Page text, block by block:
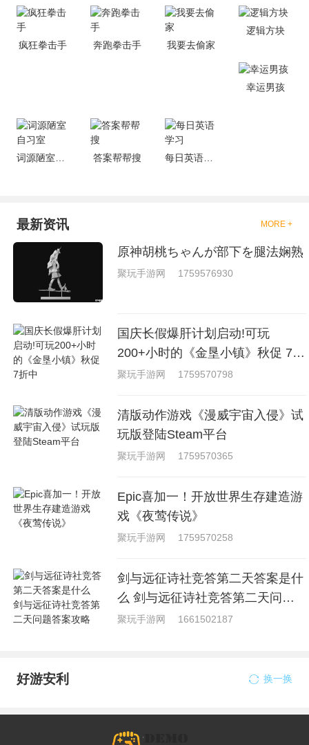
是一些格斗的游戏，其实是非常
的有趣，也是相当的刺激的，游
戏中是有一些不同的场景都是能
够去进行体验的，我们也是能够
就是收集了一些有意思的拳击游
疯狂拳击手 奔跑拳击手 我要去偷家
逻辑方块
幸运男孩
词源陋室自习室 答案帮帮搜 每日英语学习
最新资讯 MORE +
原神胡桃ちゃんが部下を腿法娴熟
聚玩手游网 1759576930
国庆长假爆肝计划启动!可玩
200+小时的《金垦小镇》秋促 7折
中
聚玩手游网 1759570798
清版动作游戏《漫威宇宙入侵》试
玩版登陆Steam平台
聚玩手游网 1759570365
Epic喜加一！开放世界生存建造游
戏《夜莺传说》
聚玩手游网 1759570258
剑与远征诗社竞答第二天答案是什
么 剑与远征诗社竞答第二天问题
答案攻略
聚玩手游网 1661502187
好游安利 换一换